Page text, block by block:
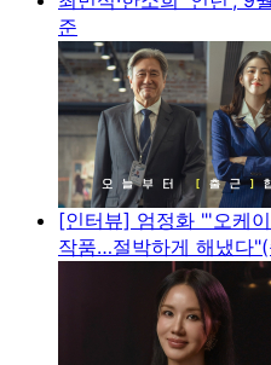
준
[인터뷰] 엄정화 "'오케
작품…절박하게 해냈다